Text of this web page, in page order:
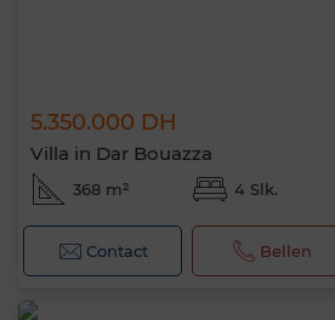
5.350.000 DH
Villa in Dar Bouazza
368 m² 4 Slk.
Contact Bellen